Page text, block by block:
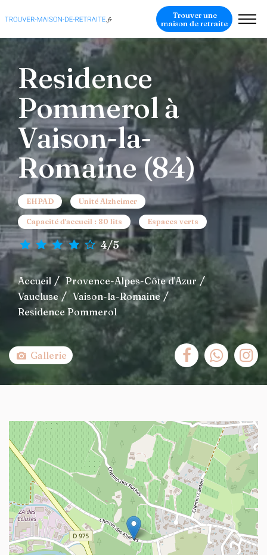
Trouver une
maison de retraite
Residence
Pommerol à
Vaison-la-
Romaine (84)
EHPAD Unité Alzheimer
Capacité d'accueil : 80 lits Espaces verts
4/5
Accueil
Provence-Alpes-Côte d'Azur
Vaucluse
Vaison-la-Romaine
Residence Pommerol
Gallerie
+
−